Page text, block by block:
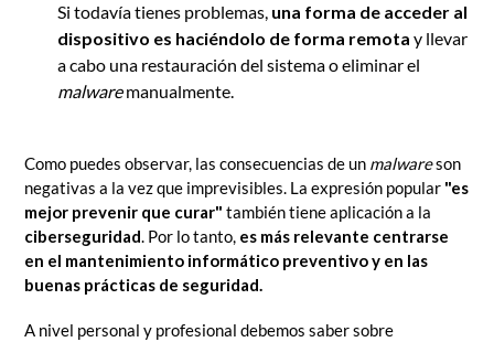
Si todavía tienes problemas, una forma de acceder al
dispositivo es haciéndolo de forma remota y llevar
a cabo una restauración del sistema o eliminar el
malwaremanualmente.
Como puedes observar, las consecuencias de un malwareson
negativas a la vez que imprevisibles. La expresión popular "es
mejor prevenir que curar" también tiene aplicación a la
ciberseguridad. Por lo tanto, es más relevante centrarse
en el mantenimiento informático preventivo y en las
buenas prácticas de seguridad.
A nivel personal y profesional debemos saber sobre